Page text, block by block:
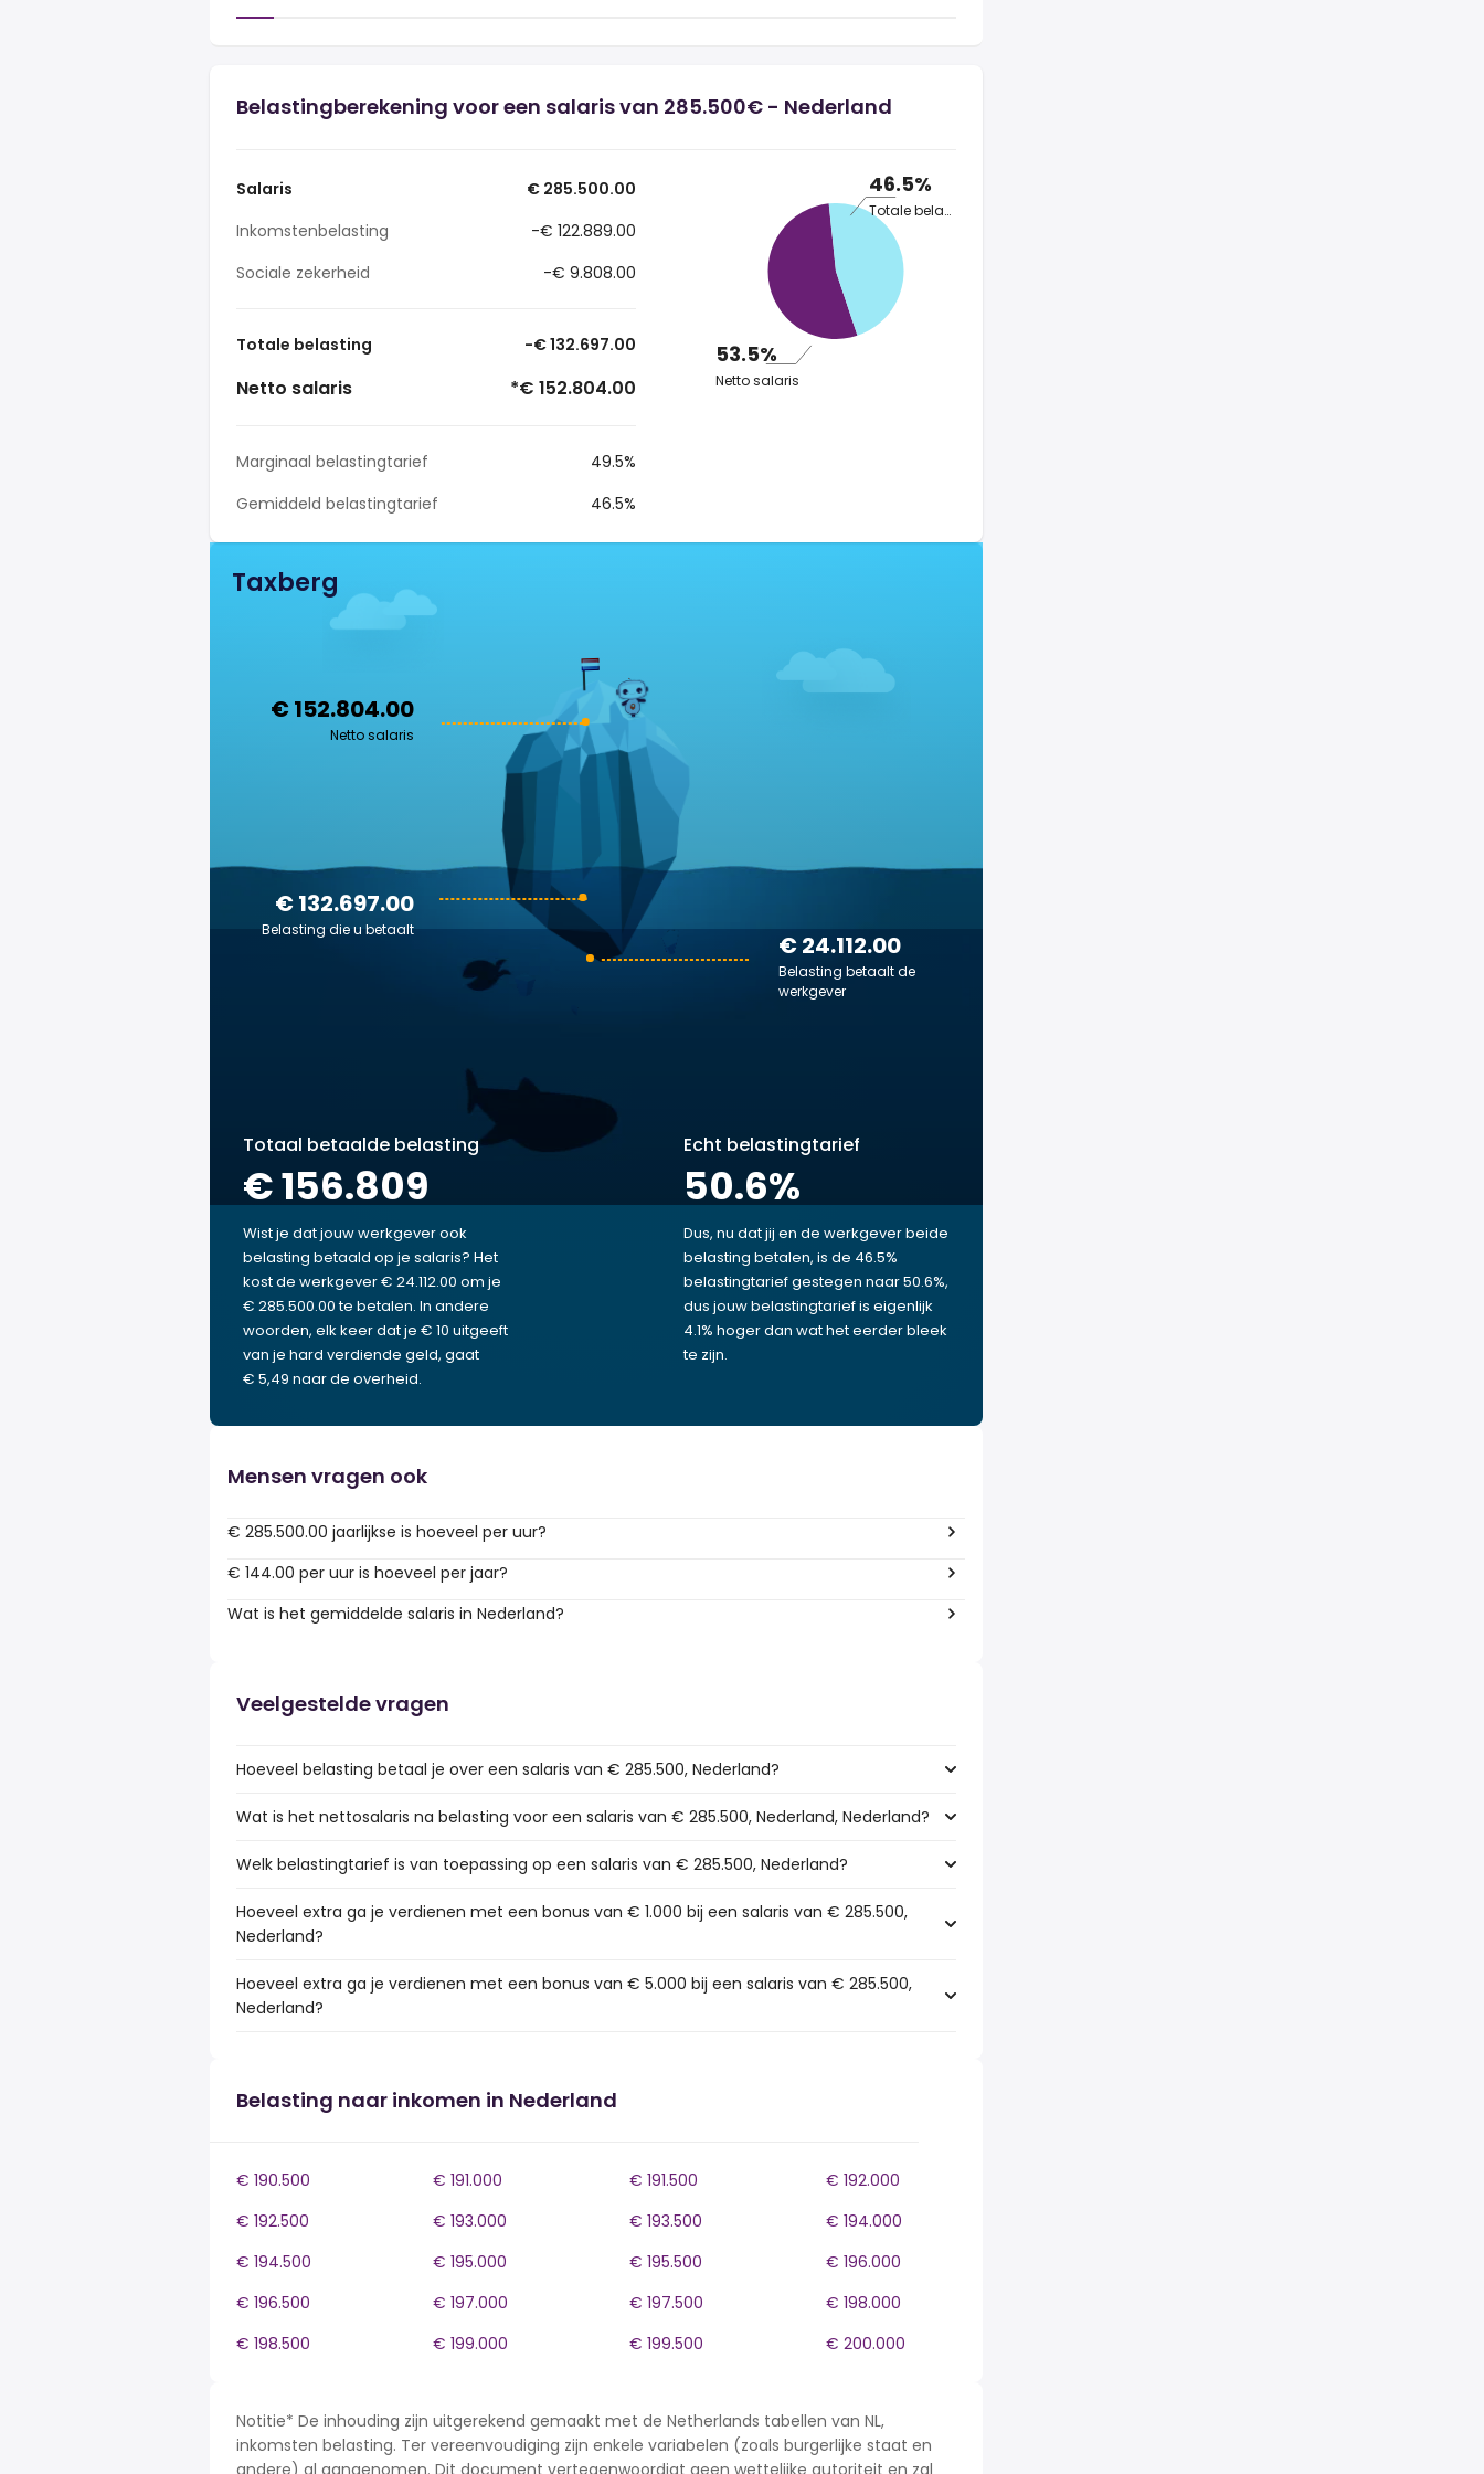
Belastingberekening voor een salaris van 285.500€ - Nederland
Salaris
€ 285.500.00
Inkomstenbelasting
-€ 122.889.00
Sociale zekerheid
-€ 9.808.00
Totale belasting -€ 132.697.00
Netto salaris *€ 152.804.00
Marginaal belastingtarief
49.5%
Gemiddeld belastingtarief
46.5%
46.5%
Totale belasting
53.5%
Netto salaris
Taxberg
€ 152.804.00
Netto salaris
€ 24.112.00
Belasting betaalt de
werkgever
€ 132.697.00
Belasting die u betaalt
Totaal betaalde belasting
€ 156.809
Wist je dat jouw werkgever ook
belasting betaald op je salaris? Het
kost de werkgever € 24.112.00 om je
€ 285.500.00 te betalen. In andere
woorden, elk keer dat je € 10 uitgeeft
van je hard verdiende geld, gaat
€ 5,49 naar de overheid.
Echt belastingtarief
50.6%
Dus, nu dat jij en de werkgever beide
belasting betalen, is de 46.5%
belastingtarief gestegen naar 50.6%,
dus jouw belastingtarief is eigenlijk
4.1% hoger dan wat het eerder bleek
te zijn.
Mensen vragen ook
€ 285.500.00 jaarlijkse is hoeveel per uur?
€ 144.00 per uur is hoeveel per jaar?
Wat is het gemiddelde salaris in Nederland?
Veelgestelde vragen
Hoeveel belasting betaal je over een salaris van € 285.500, Nederland?
Wat is het nettosalaris na belasting voor een salaris van € 285.500, Nederland, Nederland?
Welk belastingtarief is van toepassing op een salaris van € 285.500, Nederland?
Hoeveel extra ga je verdienen met een bonus van € 1.000 bij een salaris van € 285.500,
Nederland?
Hoeveel extra ga je verdienen met een bonus van € 5.000 bij een salaris van € 285.500,
Nederland?
Belasting naar inkomen in Nederland
€ 190.500 € 191.000 € 191.500
€ 192.000
€ 192.500
€ 193.000 € 193.500
€ 194.000
€ 194.500
€ 195.000 € 195.500
€ 196.000
€ 196.500
€ 197.000 € 197.500
€ 198.000
€ 198.500
€ 199.000 € 199.500 € 200.000
Notitie* De inhouding zijn uitgerekend gemaakt met de Netherlands tabellen van NL,
inkomsten belasting. Ter vereenvoudiging zijn enkele variabelen (zoals burgerlijke staat en
andere) al aangenomen. Dit document vertegenwoordigt geen wettelijke autoriteit en zal